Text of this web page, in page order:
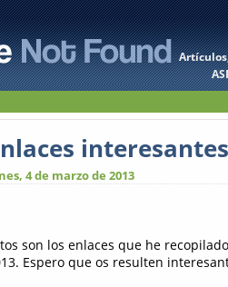
4 de marzo de 2013
son los enlaces que he
Espero que os resulten